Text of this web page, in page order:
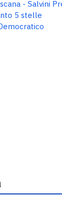
- Salvini
5 stelle